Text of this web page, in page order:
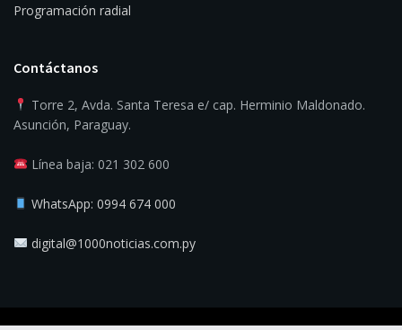
Programación radial
Contáctanos
Torre 2, Avda. Santa Teresa e/ cap. Herminio Maldonado.
Asunción, Paraguay.
Línea baja: 021 302 600
WhatsApp: 0994 674 000
digital@1000noticias.com.py